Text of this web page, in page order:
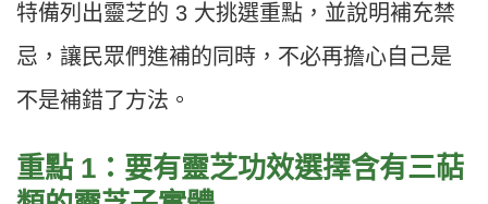
特備列出靈芝的 3 大挑選重點，並說明補充禁
忌，讓民眾們進補的同時，不必再擔心自己是
不是補錯了方法。
重點 1：要有靈芝功效選擇含有三萜